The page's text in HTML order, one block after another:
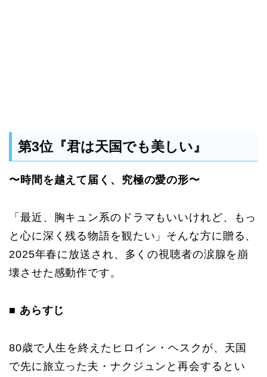
第3位『君は天国でも美しい』
〜時間を越えて届く、究極の愛の形〜
「最近、胸キュン系のドラマもいいけれど、もっ
と心に深く残る物語を観たい」そんな方に贈る、
2025年春に放送され、多くの視聴者の涙腺を崩
壊させた感動作です。
■ あらすじ
80歳で人生を終えたヒロイン・ヘスクが、天国
で先に旅立った夫・ナクジュンと再会するとい